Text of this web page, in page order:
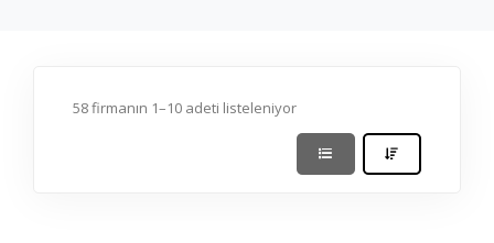
58 firmanın 1–10 adeti listeleniyor